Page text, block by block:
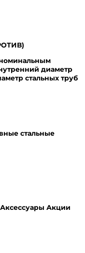
диаметр
стальных труб
стальные
Акции